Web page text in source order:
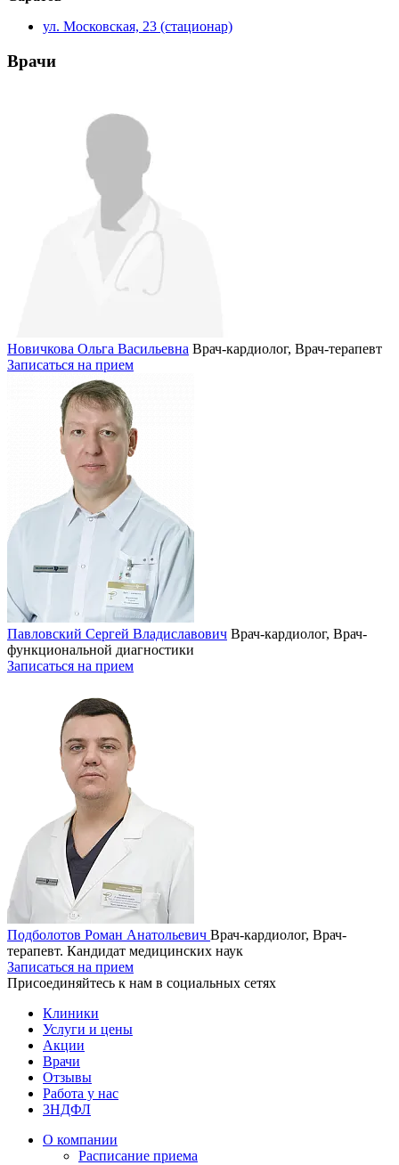
ул. Московская, 23 (стационар)
Врачи
Новичкова Ольга Васильевна Врач-кардиолог, Врач-терапевт
Записаться на прием
Павловский Сергей Владиславович Врач-кардиолог, Врач-
функциональной диагностики
Записаться на прием
Подболотов Роман Анатольевич Врач-кардиолог, Врач-
терапевт. Кандидат медицинских наук
Записаться на прием
Присоединяйтесь к нам в социальных сетях
Клиники
Услуги и цены
Акции
Врачи
Отзывы
Работа у нас
3НДФЛ
О компании
Расписание приема